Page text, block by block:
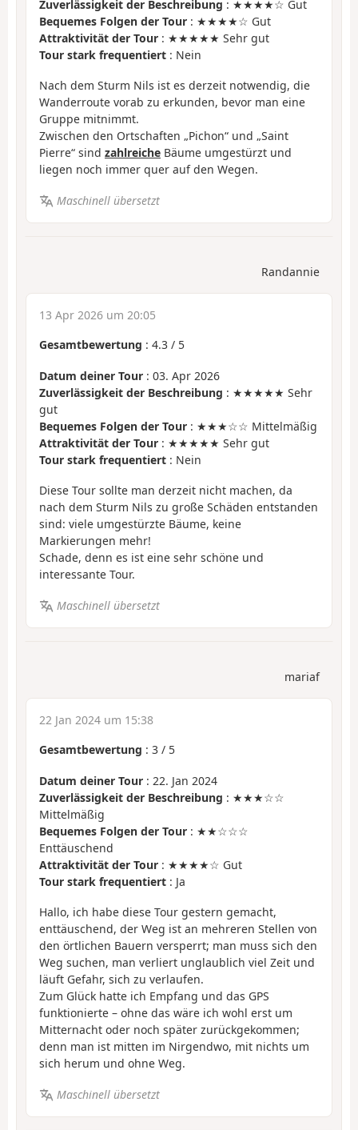
Zuverlässigkeit der Beschreibung : ★★★★☆ Gut
Bequemes Folgen der Tour : ★★★★☆ Gut
Attraktivität der Tour : ★★★★★ Sehr gut
Tour stark frequentiert : Nein
Nach dem Sturm Nils ist es derzeit notwendig, die
Wanderroute vorab zu erkunden, bevor man eine
Gruppe mitnimmt.
Zwischen den Ortschaften „Pichon“ und „Saint
Pierre“ sind zahlreiche Bäume umgestürzt und
liegen noch immer quer auf den Wegen.
Maschinell übersetzt
Randannie
13 Apr 2026 um 20:05
Gesamtbewertung : 4.3 / 5
Datum deiner Tour : 03. Apr 2026
Zuverlässigkeit der Beschreibung : ★★★★★ Sehr
gut
Bequemes Folgen der Tour : ★★★☆☆ Mittelmäßig
Attraktivität der Tour : ★★★★★ Sehr gut
Tour stark frequentiert : Nein
Diese Tour sollte man derzeit nicht machen, da
nach dem Sturm Nils zu große Schäden entstanden
sind: viele umgestürzte Bäume, keine
Markierungen mehr!
Schade, denn es ist eine sehr schöne und
interessante Tour.
Maschinell übersetzt
mariaf
22 Jan 2024 um 15:38
Gesamtbewertung : 3 / 5
Datum deiner Tour : 22. Jan 2024
Zuverlässigkeit der Beschreibung : ★★★☆☆
Mittelmäßig
Bequemes Folgen der Tour : ★★☆☆☆
Enttäuschend
Attraktivität der Tour : ★★★★☆ Gut
Tour stark frequentiert : Ja
Hallo, ich habe diese Tour gestern gemacht,
enttäuschend, der Weg ist an mehreren Stellen von
den örtlichen Bauern versperrt; man muss sich den
Weg suchen, man verliert unglaublich viel Zeit und
läuft Gefahr, sich zu verlaufen.
Zum Glück hatte ich Empfang und das GPS
funktionierte – ohne das wäre ich wohl erst um
Mitternacht oder noch später zurückgekommen;
denn man ist mitten im Nirgendwo, mit nichts um
sich herum und ohne Weg.
Maschinell übersetzt